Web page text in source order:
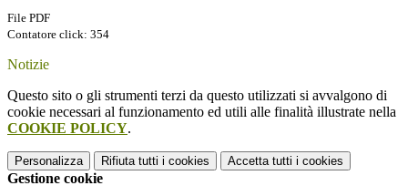
File PDF
Contatore click: 354
Notizie
Questo sito o gli strumenti terzi da questo utilizzati si avvalgono di
cookie necessari al funzionamento ed utili alle finalità illustrate nella
COOKIE POLICY.
Personalizza Rifiuta tutti i cookies Accetta tutti i cookies
Gestione cookie